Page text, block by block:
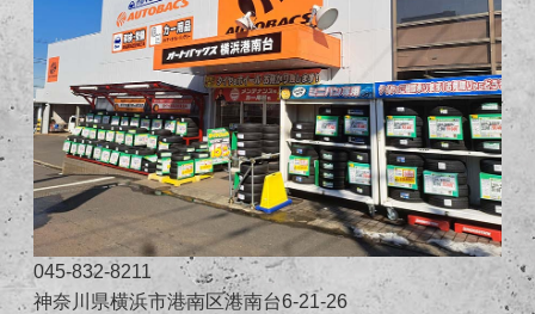
045-832-8211
神奈川県横浜市港南区港南台6-21-26